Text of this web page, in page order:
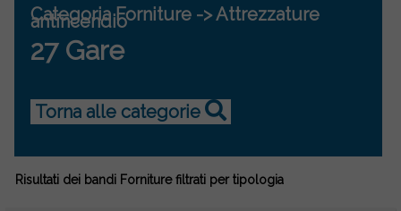
Categoria Forniture -> Attrezzature
antincendio
27 Gare
Torna alle categorie
Risultati dei bandi Forniture filtrati per tipologia